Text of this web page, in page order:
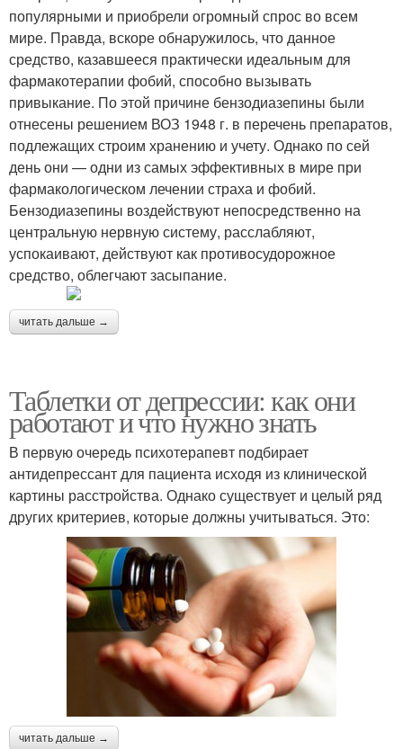
популярными и приобрели огромный спрос во всем
мире. Правда, вскоре обнаружилось, что данное
средство, казавшееся практически идеальным для
фармакотерапии фобий, способно вызывать
привыкание. По этой причине бензодиазепины были
отнесены решением ВОЗ 1948 г. в перечень препаратов,
подлежащих строим хранению и учету. Однако по сей
день они — одни из самых эффективных в мире при
фармакологическом лечении страха и фобий.
Бензодиазепины воздействуют непосредственно на
центральную нервную систему, расслабляют,
успокаивают, действуют как противосудорожное
средство, облегчают засыпание.
читать дальше →
Таблетки от депрессии: как они
работают и что нужно знать
В первую очередь психотерапевт подбирает
антидепрессант для пациента исходя из клинической
картины расстройства. Однако существует и целый ряд
других критериев, которые должны учитываться. Это:
читать дальше →